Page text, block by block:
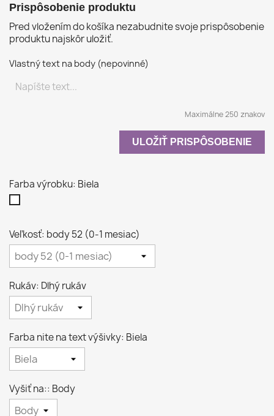
Prispôsobenie produktu
Pred vložením do košíka nezabudnite svoje prispôsobenie
produktu najskôr uložiť.
Vlastný text na body (nepovinné)
Maximálne 250 znakov
ULOŽIŤ PRISPÔSOBENIE
Farba výrobku: Biela
Veľkosť: body 52 (0-1 mesiac)
Rukáv: Dlhý rukáv
Farba nite na text výšivky: Biela
Vyšiť na:: Body